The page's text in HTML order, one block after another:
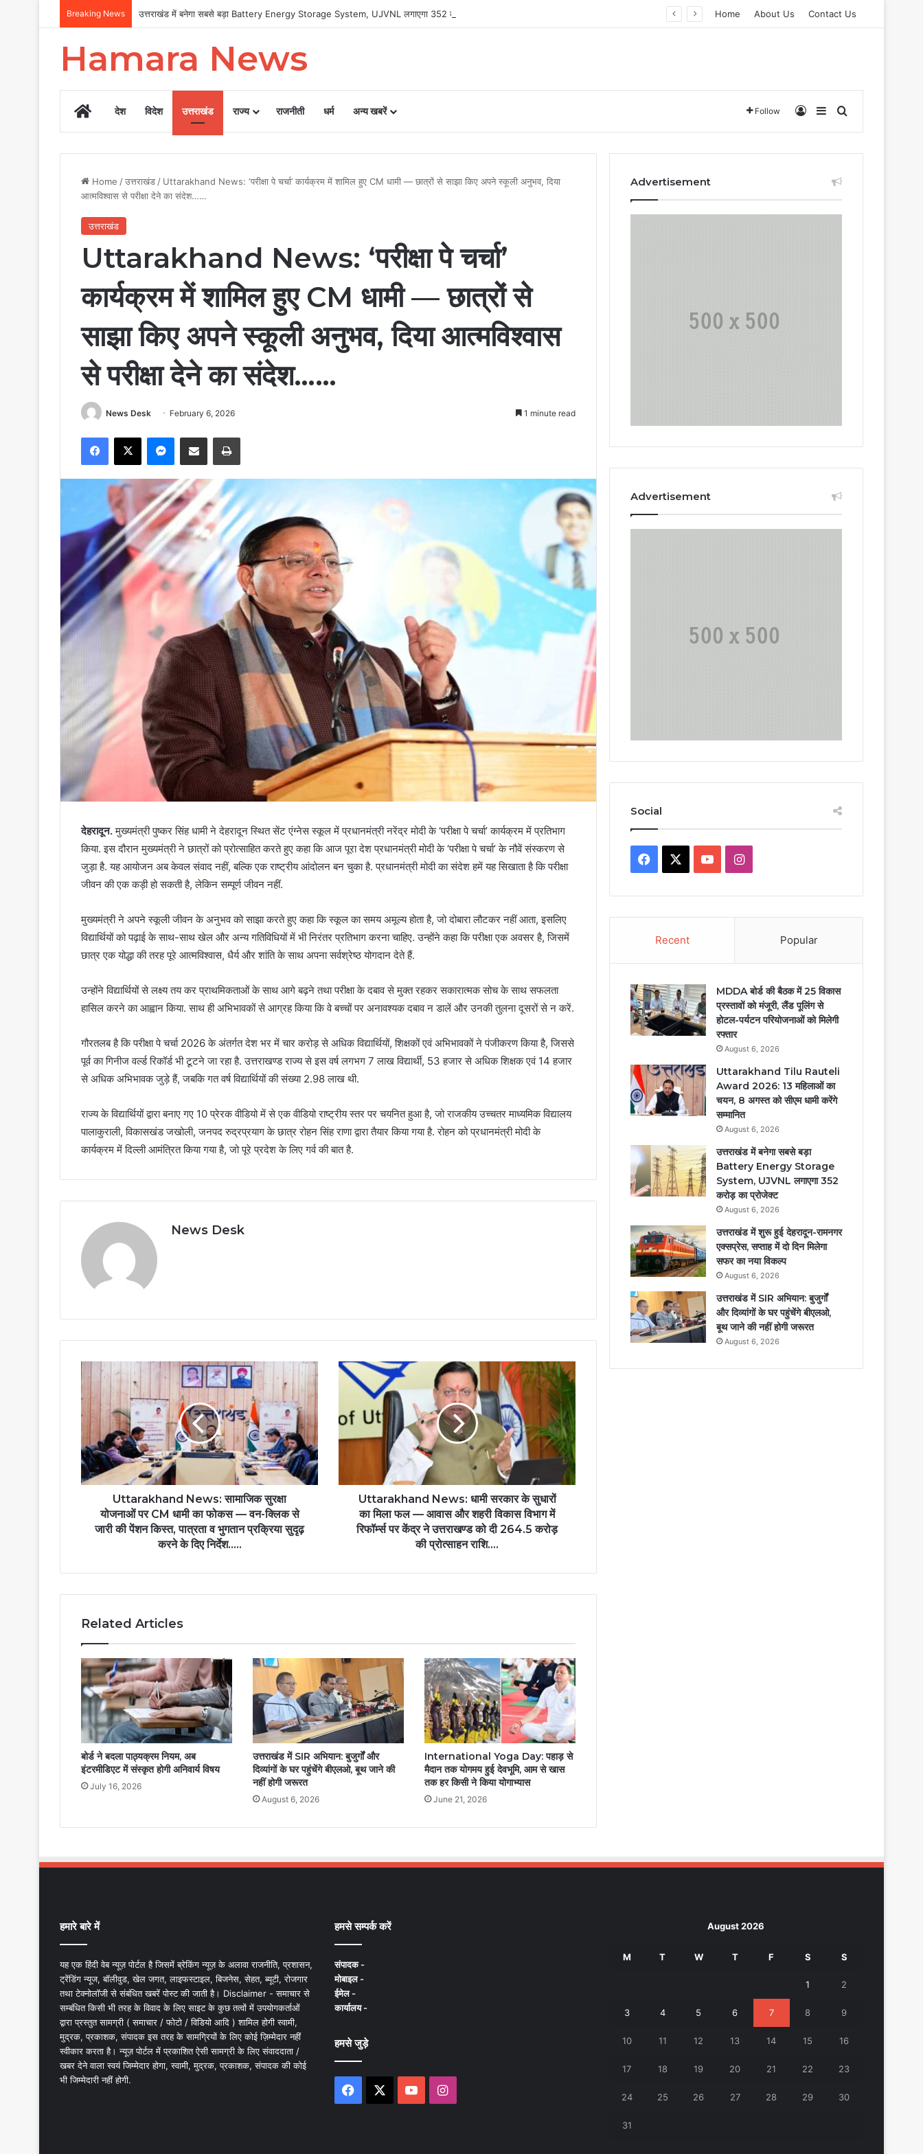
Breaking News उत्तराखंड में बनेगा सबसे बड़ा Battery Energy Storage System, UJVNL लगाएगा 352 करोड़ का प्रोजेक्ट Home About Us Contact Us
Hamara News
Homeदेश विदेश उत्तराखंड राज्य राजनीती धर्म अन्य खबरें Follow Log InSidebarSearch for
Home /उत्तराखंड / Uttarakhand News: ‘परीक्षा पे चर्चा’ कार्यक्रम में शामिल हुए CM धामी — छात्रों से साझा किए अपने स्कूली अनुभव, दिया
आत्मविश्वास से परीक्षा देने का संदेश……
उत्तराखंड
Uttarakhand News: ‘परीक्षा पे चर्चा’
कार्यक्रम में शामिल हुए CM धामी — छात्रों से
साझा किए अपने स्कूली अनुभव, दिया आत्मविश्वास
से परीक्षा देने का संदेश……
News Desk February 6, 2026 1 minute read
Facebook
X Messenger
Share via Email Print
देहरादून.मुख्यमंत्री पुष्कर सिंह धामी ने देहरादून स्थित सेंट एंग्नेस स्कूल में प्रधानमंत्री नरेंद्र मोदी के ‘परीक्षा पे चर्चा’ कार्यक्रम में प्रतिभाग
किया. इस दौरान मुख्यमंत्री ने छात्रों को प्रोत्साहित करते हुए कहा कि आज पूरा देश प्रधानमंत्री मोदी के ‘परीक्षा पे चर्चा’ के नौवें संस्करण से
जुड़ा है. यह आयोजन अब केवल संवाद नहीं, बल्कि एक राष्ट्रीय आंदोलन बन चुका है. प्रधानमंत्री मोदी का संदेश हमें यह सिखाता है कि परीक्षा
जीवन की एक कड़ी हो सकती है, लेकिन सम्पूर्ण जीवन नहीं.
मुख्यमंत्री ने अपने स्कूली जीवन के अनुभव को साझा करते हुए कहा कि स्कूल का समय अमूल्य होता है, जो दोबारा लौटकर नहीं आता, इसलिए
विद्यार्थियों को पढ़ाई के साथ-साथ खेल और अन्य गतिविधियों में भी निरंतर प्रतिभाग करना चाहिए. उन्होंने कहा कि परीक्षा एक अवसर है, जिसमें
छात्र एक योद्धा की तरह पूरे आत्मविश्वास, धैर्य और शांति के साथ अपना सर्वश्रेष्ठ योगदान देते हैं.
उन्होंने विद्यार्थियों से लक्ष्य तय कर प्राथमिकताओं के साथ आगे बढ़ने तथा परीक्षा के दबाव से मुक्त रहकर सकारात्मक सोच के साथ सफलता
हासिल करने का आह्वान किया. साथ ही अभिभावकों से आग्रह किया कि वे बच्चों पर अनावश्यक दबाव न डालें और उनकी तुलना दूसरों से न करें.
गौरतलब है कि परीक्षा पे चर्चा 2026 के अंतर्गत देश भर में चार करोड़ से अधिक विद्यार्थियों, शिक्षकों एवं अभिभावकों ने पंजीकरण किया है, जिससे
पूर्व का गिनीज वर्ल्ड रिकॉर्ड भी टूटने जा रहा है. उत्तराखण्ड राज्य से इस वर्ष लगभग 7 लाख विद्यार्थी, 53 हजार से अधिक शिक्षक एवं 14 हजार
से अधिक अभिभावक जुड़े हैं, जबकि गत वर्ष विद्यार्थियों की संख्या 2.98 लाख थी.
राज्य के विद्यार्थियों द्वारा बनाए गए 10 प्रेरक वीडियो में से एक वीडियो राष्ट्रीय स्तर पर चयनित हुआ है, जो राजकीय उच्चतर माध्यमिक विद्यालय
पालाकुराली, विकासखंड जखोली, जनपद रुद्रप्रयाग के छात्र रोहन सिंह राणा द्वारा तैयार किया गया है. रोहन को प्रधानमंत्री मोदी के
कार्यक्रम में दिल्ली आमंत्रित किया गया है, जो पूरे प्रदेश के लिए गर्व की बात है.
News Desk
Uttarakhand News: सामाजिक सुरक्षा
योजनाओं पर CM धामी का फोकस — वन-क्लिक से
जारी की पेंशन किस्त, पात्रता व भुगतान प्रक्रिया सुदृढ़
करने के दिए निर्देश…..
Uttarakhand News: धामी सरकार के सुधारों
का मिला फल — आवास और शहरी विकास विभाग में
रिफॉर्म्स पर केंद्र ने उत्तराखण्ड को दी 264.5 करोड़
की प्रोत्साहन राशि….
Related Articles
बोर्ड ने बदला पाठ्यक्रम नियम, अब
इंटरमीडिएट में संस्कृत होगी अनिवार्य विषय
July 16, 2026
उत्तराखंड में SIR अभियान: बुजुर्गों और
दिव्यांगों के घर पहुंचेंगे बीएलओ, बूथ जाने की
नहीं होगी जरूरत
August 6, 2026
International Yoga Day: पहाड़ से
मैदान तक योगमय हुई देवभूमि, आम से खास
तक हर किसी ने किया योगाभ्यास
June 21, 2026
Advertisement
Advertisement
Social
Facebook YouTubeInstagram
Recent Popular
MDDA बोर्ड की बैठक में 25 विकास
प्रस्तावों को मंजूरी, लैंड पूलिंग से
होटल-पर्यटन परियोजनाओं को मिलेगी
रफ्तार
August 6, 2026
Uttarakhand Tilu Rauteli
Award 2026: 13 महिलाओं का
चयन, 8 अगस्त को सीएम धामी करेंगे
सम्मानित
August 6, 2026
उत्तराखंड में बनेगा सबसे बड़ा
Battery Energy Storage
System, UJVNL लगाएगा 352
करोड़ का प्रोजेक्ट
August 6, 2026
उत्तराखंड में शुरू हुई देहरादून-रामनगर
एक्सप्रेस, सप्ताह में दो दिन मिलेगा
सफर का नया विकल्प
August 6, 2026
उत्तराखंड में SIR अभियान: बुजुर्गों
और दिव्यांगों के घर पहुंचेंगे बीएलओ,
बूथ जाने की नहीं होगी जरूरत
August 6, 2026
हमारे बारे में
यह एक हिंदी वेब न्यूज़ पोर्टल है जिसमें ब्रेकिंग न्यूज़ के अलावा राजनीति, प्रशासन,
ट्रेंडिंग न्यूज, बॉलीवुड, खेल जगत, लाइफस्टाइल, बिजनेस, सेहत, ब्यूटी, रोजगार
तथा टेक्नोलॉजी से संबंधित खबरें पोस्ट की जाती है। Disclaimer - समाचार से
सम्बंधित किसी भी तरह के विवाद के लिए साइट के कुछ तत्वों में उपयोगकर्ताओं
द्वारा प्रस्तुत सामग्री ( समाचार / फोटो / विडियो आदि ) शामिल होगी स्वामी,
मुद्रक, प्रकाशक, संपादक इस तरह के सामग्रियों के लिए कोई ज़िम्मेदार नहीं
स्वीकार करता है। न्यूज़ पोर्टल में प्रकाशित ऐसी सामग्री के लिए संवाददाता /
खबर देने वाला स्वयं जिम्मेदार होगा, स्वामी, मुद्रक, प्रकाशक, संपादक की कोई
भी जिम्मेदारी नहीं होगी.
हमसे सम्पर्क करें
संपादक -
मोबाइल -
ईमेल -
कार्यालय -
हमसे जुड़े
Facebook YouTubeInstagram
August 2026
M T W T F S S
1 2
3 4 5 6 7 8 9
10 11 12 13 14 15 16
17 18 19 20 21 22 23
24 25 26 27 28 29 30
31